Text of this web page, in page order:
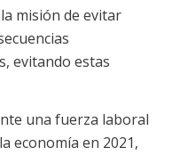
misión de evitar
evitando estas
una fuerza laboral
economía en 2021,